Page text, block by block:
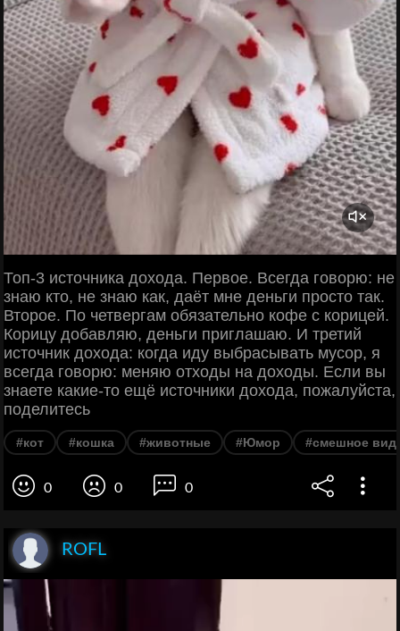
Топ-3 источника дохода. Первое. Всегда говорю: не
знаю кто, не знаю как, даёт мне деньги просто так.
Второе. По четвергам обязательно кофе с корицей.
Корицу добавляю, деньги приглашаю. И третий
источник дохода: когда иду выбрасывать мусор, я
всегда говорю: меняю отходы на доходы. Если вы
знаете какие-то ещё источники дохода, пожалуйста,
поделитесь
#кот #кошка #животные #Юмор #смешное
0 0 0
ROFL